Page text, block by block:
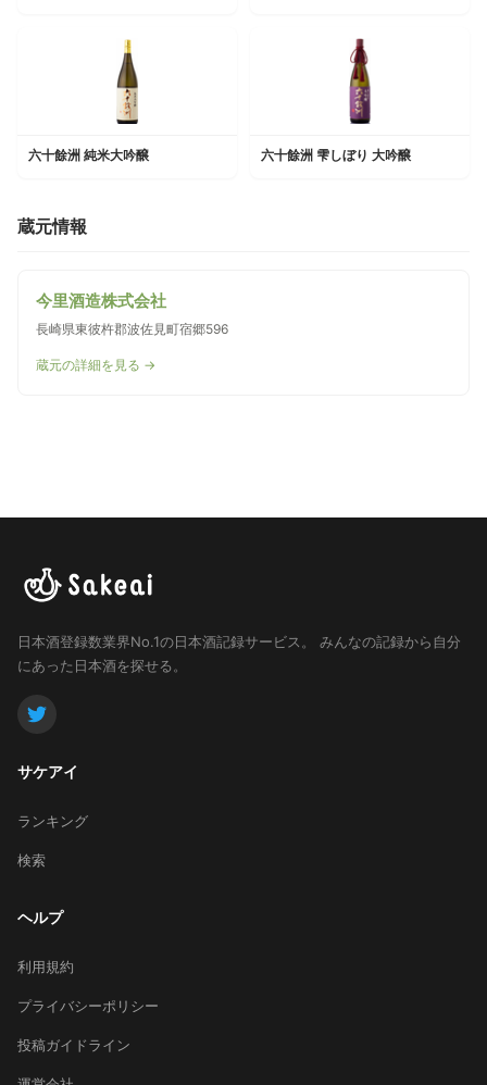
六十餘洲 純米大吟醸 六十餘洲 雫しぼり 大吟醸
蔵元情報
今里酒造株式会社
長崎県東彼杵郡波佐見町宿郷596
蔵元の詳細を見る →
日本酒登録数業界No.1の日本酒記録サービス。
みんなの記録から自分
にあった日本酒を探せる。
サケアイ
ランキング
検索
ヘルプ
利用規約
プライバシーポリシー
投稿ガイドライン